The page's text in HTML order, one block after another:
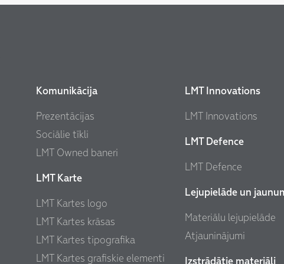
Komunikācija
Prezentācijas
Sociālie tīkli
LMT Owned baneri
LMT Karte
LMT Kartes logo
LMT Kartes krāsas
LMT Kartes tipografika
LMT Kartes grafiskie elementi
LMT Innovations
LMT Innovations
LMT Defence
LMT Defence
Lejupielāde un
Materiālu lejupielāde
Atjauninājumi
Izstrādātie materiāli